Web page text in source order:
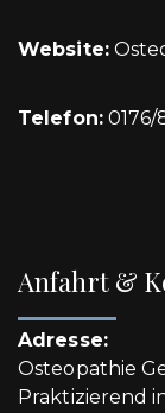
Website:
Telefon:0176/
Anfahrt &
Adresse:
Osteopathie
Praktizierend